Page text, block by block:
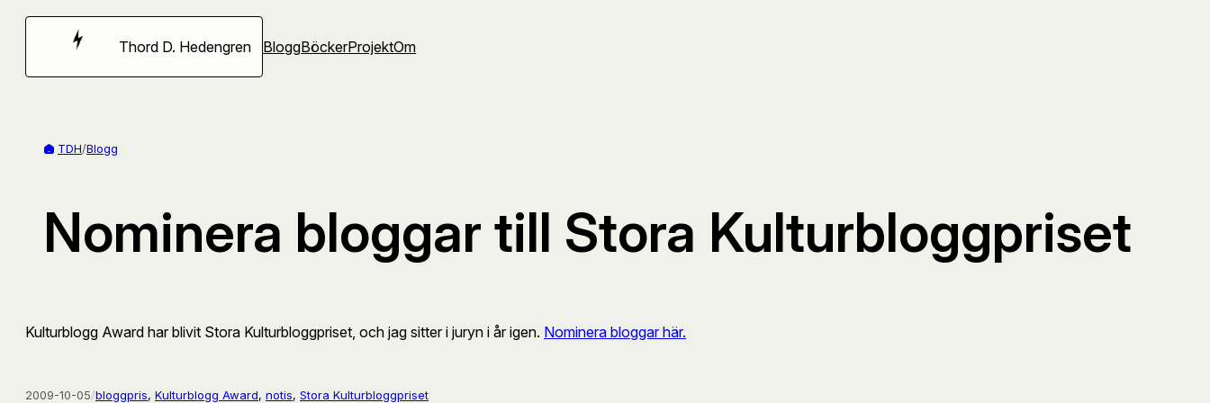
Hoppa
Thord D. Hedengren BloggBöckerProjektOm
TDH/Blogg
Nominera bloggar till Stora Kulturbloggpriset
Kulturblogg Award har blivit Stora Kulturbloggpriset, och jag sitter i juryn i år igen. Nominera bloggar här.
2009-10-05/bloggpris, Kulturblogg Award, notis, Stora Kulturbloggpriset